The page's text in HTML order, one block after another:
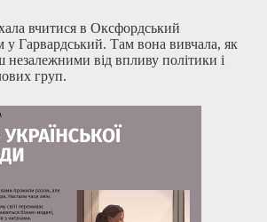
вчитися в Оксфордський
у Гарвардський. Там вона вивчала, як
незалежними від впливу політики і
груп.